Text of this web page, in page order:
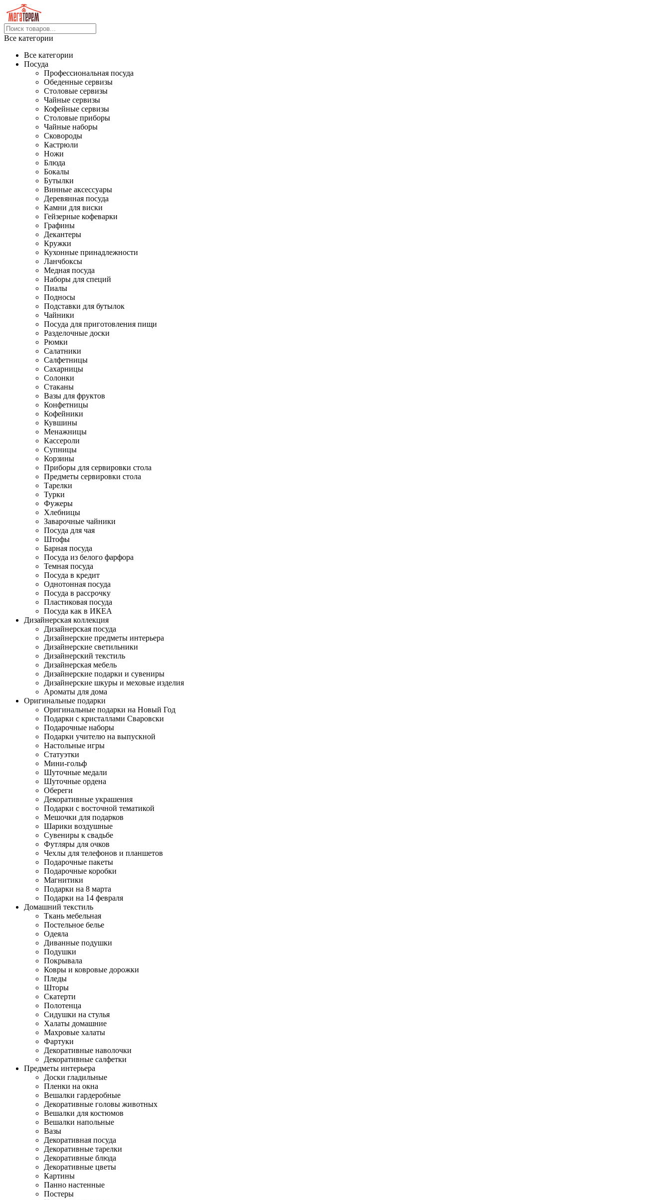
Все категории
Все категории
Посуда
Профессиональная посуда
Обеденные сервизы
Столовые сервизы
Чайные сервизы
Кофейные сервизы
Столовые приборы
Чайные наборы
Сковороды
Кастрюли
Ножи
Блюда
Бокалы
Бутылки
Винные аксессуары
Деревянная посуда
Камни для виски
Гейзерные кофеварки
Графины
Декантеры
Кружки
Кухонные принадлежности
Ланчбоксы
Медная посуда
Наборы для специй
Пиалы
Подносы
Подставки для бутылок
Чайники
Посуда для приготовления пищи
Разделочные доски
Рюмки
Салатники
Салфетницы
Сахарницы
Солонки
Стаканы
Вазы для фруктов
Конфетницы
Кофейники
Кувшины
Менажницы
Кассероли
Супницы
Корзины
Приборы для сервировки стола
Предметы сервировки стола
Тарелки
Турки
Фужеры
Хлебницы
Заварочные чайники
Посуда для чая
Штофы
Барная посуда
Посуда из белого фарфора
Темная посуда
Посуда в кредит
Однотонная посуда
Посуда в рассрочку
Пластиковая посуда
Посуда как в ИКЕА
Дизайнерская коллекция
Дизайнерская посуда
Дизайнерские предметы интерьера
Дизайнерские светильники
Дизайнерский текстиль
Дизайнерская мебель
Дизайнерские подарки и сувениры
Дизайнерские шкуры и меховые изделия
Ароматы для дома
Оригинальные подарки
Оригинальные подарки на Новый Год
Подарки с кристаллами Сваровски
Подарочные наборы
Подарки учителю на выпускной
Настольные игры
Статуэтки
Мини-гольф
Шуточные медали
Шуточные ордена
Обереги
Декоративные украшения
Подарки с восточной тематикой
Мешочки для подарков
Шарики воздушные
Сувениры к свадьбе
Футляры для очков
Чехлы для телефонов и планшетов
Подарочные пакеты
Подарочные коробки
Магнитики
Подарки на 8 марта
Подарки на 14 февраля
Домашний текстиль
Ткань мебельная
Постельное белье
Одеяла
Диванные подушки
Подушки
Покрывала
Ковры и ковровые дорожки
Пледы
Шторы
Скатерти
Полотенца
Сидушки на стулья
Халаты домашние
Махровые халаты
Фартуки
Декоративные наволочки
Декоративные салфетки
Предметы интерьера
Доски гладильные
Пленки на окна
Вешалки гардеробные
Декоративные головы животных
Вешалки для костюмов
Вешалки напольные
Вазы
Декоративная посуда
Декоративные тарелки
Декоративные блюда
Декоративные цветы
Картины
Панно настенные
Постеры